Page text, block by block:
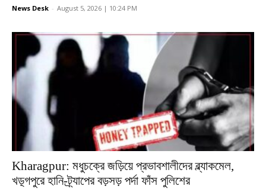
News Desk - August 5, 2026 | 10:24 PM
Kharagpur: মধুচক্রে জড়িয়ে প্রভাবশালীদের ব্ল্যাকমেল,
খড়্গপুরে হানি-ট্র্যাপের বড়সড় পর্দা ফাঁস পুলিশের